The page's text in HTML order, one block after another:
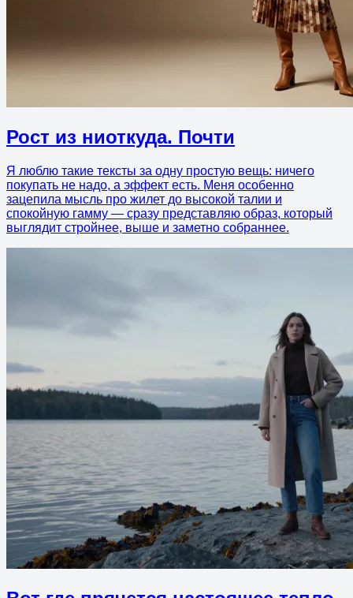
Рост из ниоткуда. Почти
Я люблю такие тексты за одну простую вещь: ничего
покупать не надо, а эффект есть. Меня особенно
зацепила мысль про жилет до высокой талии и
спокойную гамму — сразу представляю образ, который
выглядит стройнее, выше и заметно собраннее.